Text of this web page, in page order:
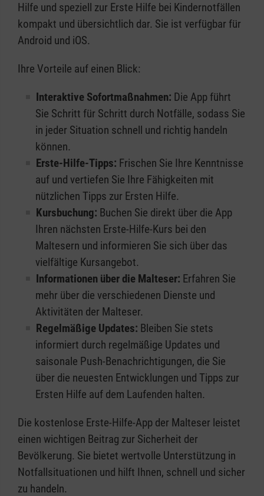
Hilfe und speziell zur Erste Hilfe bei Kindernotfällen
kompakt und übersichtlich dar. Sie ist verfügbar für
Android und iOS.
Ihre Vorteile auf einen Blick:
Interaktive Sofortmaßnahmen: Die App führt
Sie Schritt für Schritt durch Notfälle, sodass Sie
in jeder Situation schnell und richtig handeln
können.
Erste-Hilfe-Tipps: Frischen Sie Ihre Kenntnisse
auf und vertiefen Sie Ihre Fähigkeiten mit
nützlichen Tipps zur Ersten Hilfe.
Kursbuchung: Buchen Sie direkt über die App
Ihren nächsten Erste-Hilfe-Kurs bei den
Maltesern und informieren Sie sich über das
vielfältige Kursangebot.
Informationen über die Malteser: Erfahren Sie
mehr über die verschiedenen Dienste und
Aktivitäten der Malteser.
Regelmäßige Updates: Bleiben Sie stets
informiert durch regelmäßige Updates und
saisonale Push-Benachrichtigungen, die Sie
über die neuesten Entwicklungen und Tipps zur
Ersten Hilfe auf dem Laufenden halten.
Die kostenlose Erste-Hilfe-App der Malteser leistet
einen wichtigen Beitrag zur Sicherheit der
Bevölkerung. Sie bietet wertvolle Unterstützung in
Notfallsituationen und hilft Ihnen, schnell und sicher
zu handeln.